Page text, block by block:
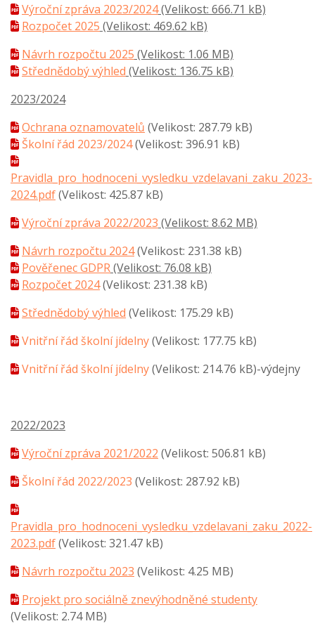
Výroční zpráva 2023/2024(Velikost: 666.71 kB)
Rozpočet 2025 (Velikost: 469.62 kB)
Návrh rozpočtu 2025 (Velikost: 1.06 MB)
Střednědobý výhled (Velikost: 136.75 kB)
2023/2024
Ochrana oznamovatelů (Velikost: 287.79 kB)
Školní řád 2023/2024(Velikost: 396.91 kB)
Pravidla_pro_hodnoceni_vysledku_vzdelavani_zaku_2023-
2024.pdf(Velikost: 425.87 kB)
Výroční zpráva 2022/2023 (Velikost: 8.62 MB)
Návrh rozpočtu 2024(Velikost: 231.38 kB)
Pověřenec GDPR(Velikost: 76.08 kB)
Rozpočet 2024(Velikost: 231.38 kB)
Střednědobý výhled (Velikost: 175.29 kB)
Vnitřní řád školní jídelny(Velikost: 177.75 kB)
Vnitřní řád školní jídelny(Velikost: 214.76 kB)-výdejny
2022/2023
Výroční zpráva 2021/2022 (Velikost: 506.81 kB)
Školní řád 2022/2023 (Velikost: 287.92 kB)
Pravidla_pro_hodnoceni_vysledku_vzdelavani_zaku_2022-
2023.pdf(Velikost: 321.47 kB)
Návrh rozpočtu 2023 (Velikost: 4.25 MB)
Projekt pro sociálně znevýhodněné studenty
(Velikost: 2.74 MB)